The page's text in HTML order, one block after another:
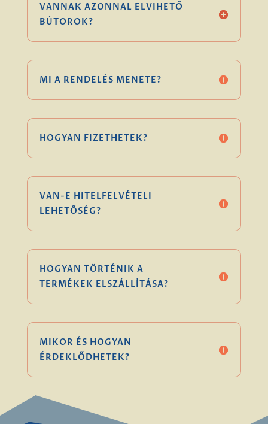
VANNAK AZONNAL ELVIHETŐ
BÚTOROK?
MI A RENDELÉS MENETE?
HOGYAN FIZETHETEK?
VAN-E HITELFELVÉTELI
LEHETŐSÉG?
HOGYAN TÖRTÉNIK A
TERMÉKEK ELSZÁLLÍTÁSA?
MIKOR ÉS HOGYAN
ÉRDEKLŐDHETEK?